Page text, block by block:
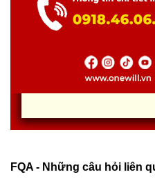
FQA - Những câu hỏi liên